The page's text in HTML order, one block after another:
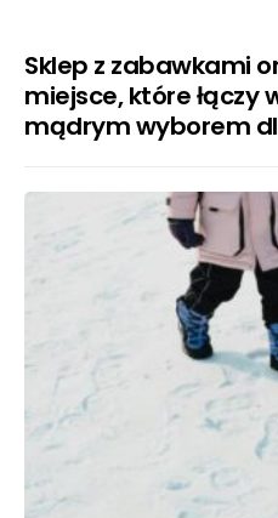
Sklep z zabawkami
miejsce, które łączy
mądrym wyborem